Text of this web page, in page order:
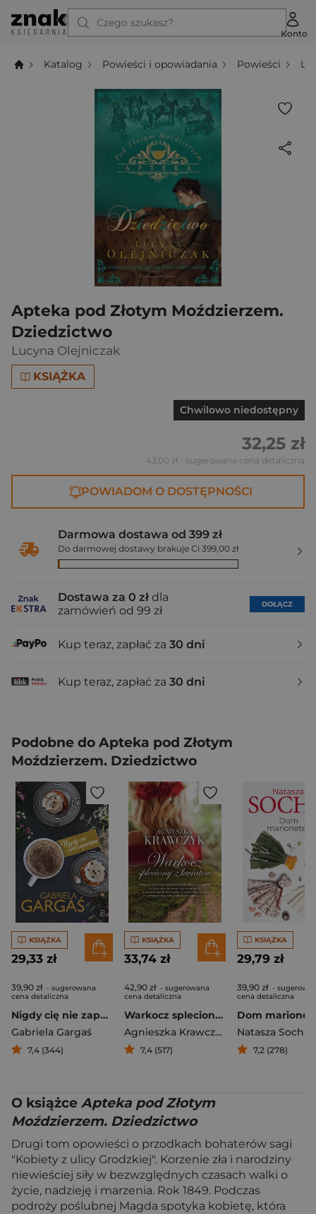
Czego szukasz?
Konto
Katalog Powieści i opowiadania Powieści
Apteka pod Złotym Moździerzem.
Dziedzictwo
Lucyna Olejniczak
KSIĄŻKA
Chwilowo niedostępny
32,25 zł
43,00 zł - sugerowana cena detaliczna
POWIADOM O DOSTĘPNOŚCI
Darmowa dostawa od 399 zł
Do darmowej dostawy brakuje Ci 399,00 zł
Dostawa za 0 zł dla
zamówień od 99 zł
DOŁĄCZ
Kup teraz, zapłać za 30 dni
Kup teraz, zapłać za 30 dni
Podobne do Apteka pod Złotym
Moździerzem. Dziedzictwo
KSIĄŻKA
29,33 zł
39,90 zł - sugerowana
cena detaliczna
Nigdy cię nie zapomnę
Gabriela Gargaś
7,4 (344)
KSIĄŻKA
33,74 zł
42,90 zł - sugerowana
cena detaliczna
Warkocz spleciony z kwiatów
Agnieszka Krawczyk
7,4 (517)
KSIĄŻKA
29,79 zł
39,90 zł -
cena detaliczna
Dom
Natasza Socha
7,2 (278)
O książce Apteka pod Złotym
Moździerzem. Dziedzictwo
Drugi tom opowieści o przodkach bohaterów sagi
"Kobiety z ulicy Grodzkiej". Korzenie zła i narodziny
niewieściej siły w bezwzględnych czasach walki o
życie, nadzieję i marzenia. Rok 1849. Podczas
podroży poślubnej Magda spotyka kobietę, która